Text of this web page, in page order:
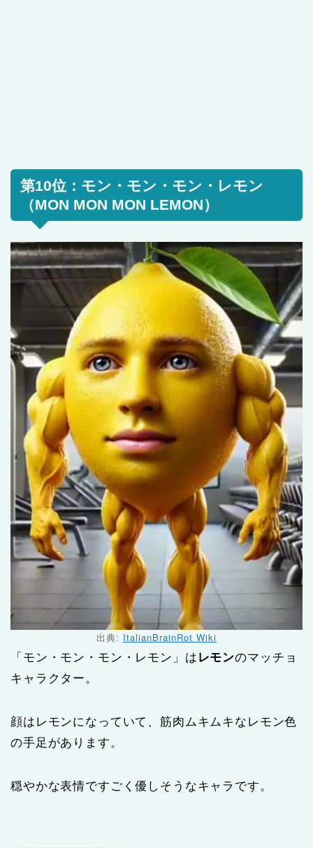
第10位：モン・モン・モン・レモン
（MON MON MON LEMON）
出典: ItalianBrainRot Wiki
「モン・モン・モン・レモン」は レモンのマッチョ
キャラクター。
顔はレモンになっていて、筋肉ムキムキなレモン色
の手足があります。
穏やかな表情ですごく優しそうなキャラです。